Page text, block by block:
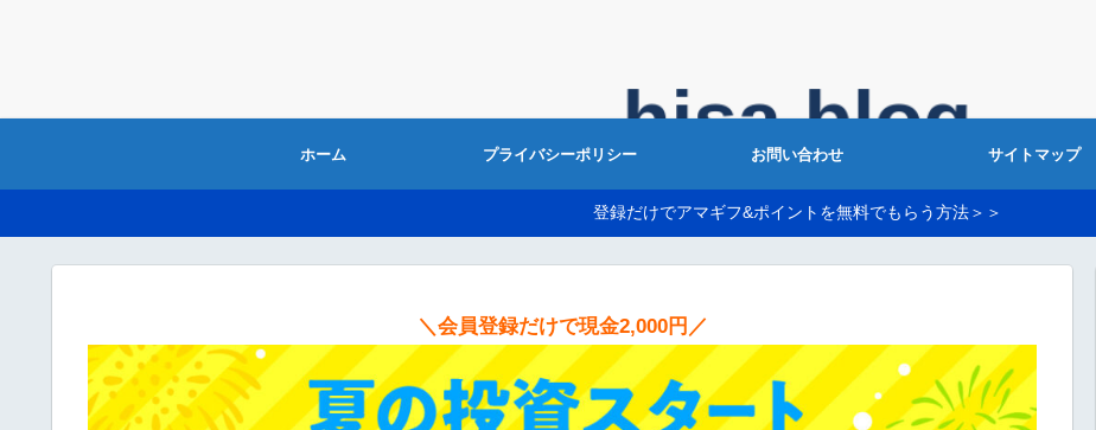
ホーム プライバシーポリシー お問い合わせ サイトマップ
登録だけでアマギフ&ポイントを無料でもらう方法＞＞
＼会員登録だけで現金2,000円／